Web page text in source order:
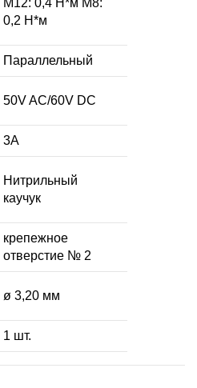
0,2 Н*м
Параллельный
50V AC/60V DC
3А
Нитрильный
каучук
крепежное
отверстие № 2
ø 3,20 мм
1 шт.